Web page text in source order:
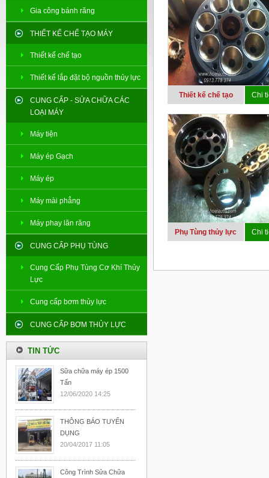
Gia công bánh răng
THIẾT KẾ CHẾ TẠO MÁY
Thiết kế chế tạo
Thiết kế lắp đặt bộ nguồn thủy lực
CUNG CẤP - SỬA CHỮA CÁC
LOẠI MÁY
Máy tiện
Máy ép Gạch
Máy ép
Máy mài phẳng
Máy phay lăn răng
CUNG CẤP PHỤ TÙNG
Cung Cấp Phụ Tùng Cơ Khí Thủy
Lực
Cung cấp bơm thủy lực
CUNG CẤP BƠM THỦY LỰC
TIN TỨC
Sữa chữa máy ép 1500
Tấn
12/06/2020 14:25
THÔNG BÁO TUYỂN
DỤNG
20/04/2017 11:05
Công Trình Sửa Chữa
Thiết kế chế tạo Chi
Phụ Tùng thủy lực Chi